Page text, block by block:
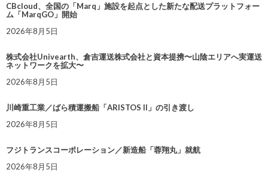
CBcloud、全国の「Marq」施設を起点とした新たな配送プラットフォー
ム「MarqGO」開始
2026年8月5日
株式会社Univearth、倉吉運送株式会社と資本提携〜山陰エリアへ実運送
ネットワークを拡大〜
2026年8月5日
川崎重工業／ばら積運搬船「ARISTOS II」の引き渡し
2026年8月5日
フジトランスコーポレーション／新造船「蓉翔丸」就航
2026年8月5日